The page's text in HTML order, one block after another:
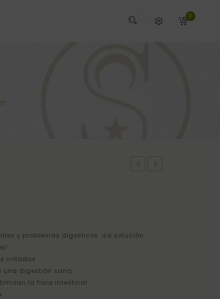
0
y problemas digestivos. ¡La solución
irritados
una digestión sana
la flora intestinal